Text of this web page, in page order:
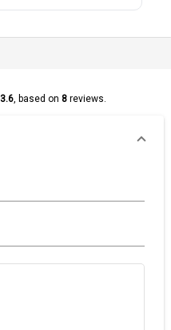
3.6, based on 8reviews.